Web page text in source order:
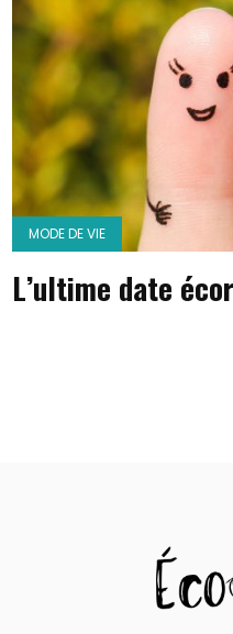
MODE DE VIE
L’ultime date